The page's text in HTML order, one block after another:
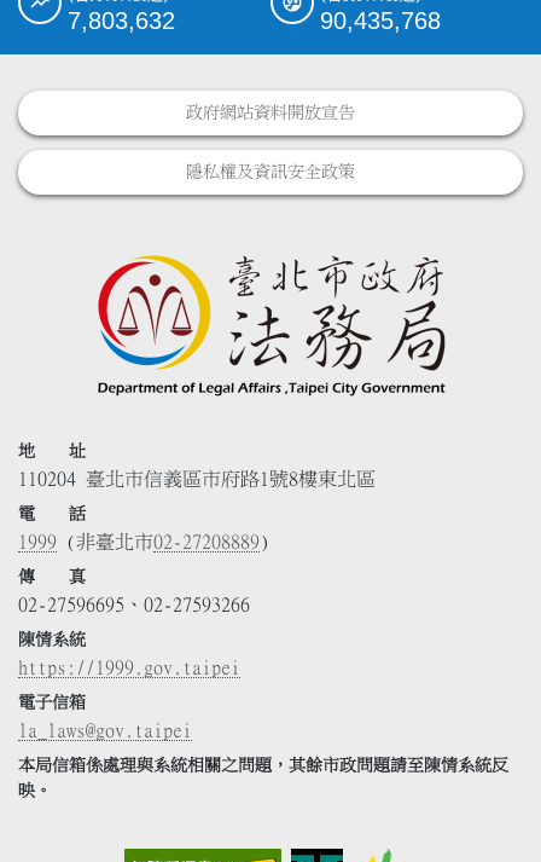
7,803,632 90,435,768
政府網站資料開放宣告
隱私權及資訊安全政策
地 址
110204 臺北市信義區市府路1號8樓東北區
電 話
1999 (非臺北市02-27208889)
傳 真
02-27596695、02-27593266
陳情系統
https://1999.gov.taipei
電子信箱
la_laws@gov.taipei
本局信箱係處理與系統相關之問題，其餘市政問題請至陳情系統反
映。